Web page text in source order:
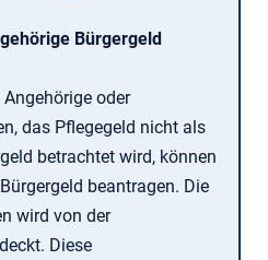
Bürgergeld
oder
das Pflegegeld nicht als
betrachtet wird, können
beantragen. Die
wird von der
Diese